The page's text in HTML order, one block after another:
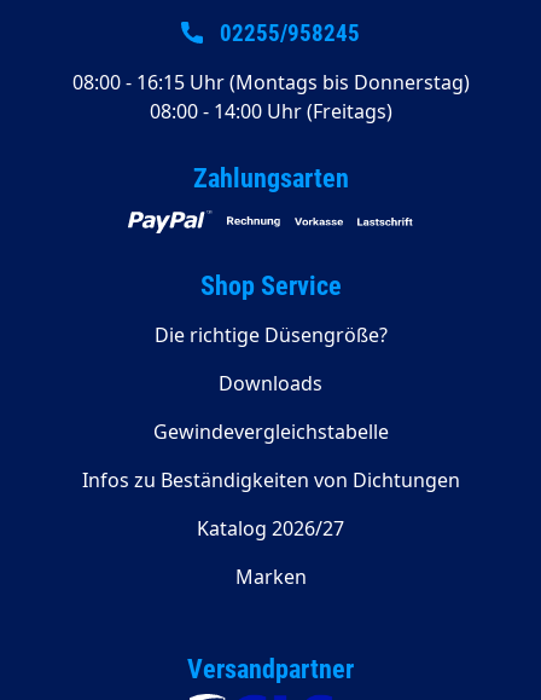
02255/958245
08:00 - 16:15 Uhr (Montags bis Donnerstag)
08:00 - 14:00 Uhr (Freitags)
Zahlungsarten
Shop Service
Die richtige Düsengröße?
Downloads
Gewindevergleichstabelle
Infos zu Beständigkeiten von Dichtungen
Katalog 2026/27
Marken
Versandpartner